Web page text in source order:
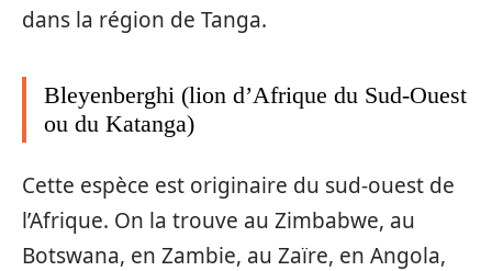
dans la région de Tanga.
Bleyenberghi (lion d’Afrique du Sud-Ouest
ou du Katanga)
Cette espèce est originaire du sud-ouest de
l’Afrique. On la trouve au Zimbabwe, au
Botswana, en Zambie, au Zaïre, en Angola,